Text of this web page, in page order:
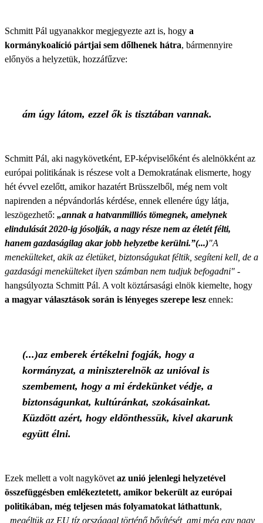
Schmitt Pál ugyanakkor megjegyezte azt is, hogy a
kormánykoalíció pártjai sem dőlhenek hátra, bármennyire
előnyös a helyzetük, hozzáfűzve:
ám úgy látom, ezzel ők is tisztában vannak.
Schmitt Pál, aki nagykövetként, EP-képviselőként és alelnökként az
európai politikának is részese volt a Demokratának elismerte, hogy
hét évvel ezelőtt, amikor hazatért Brüsszelből, még nem volt
napirenden a népvándorlás kérdése, ennek ellenére úgy látja,
leszögezhető: „annak a hatvanmilliós tömegnek, amelynek
elindulását 2020-ig jósolják, a nagy része nem az életét félti,
hanem gazdaságilag akar jobb helyzetbe kerülni.”(...)"A
menekülteket, akik az életüket, biztonságukat féltik, segíteni kell, de a
gazdasági menekülteket ilyen számban nem tudjuk befogadni" -
hangsúlyozta Schmitt Pál. A volt köztársasági elnök kiemelte, hogy
a magyar választások során is lényeges szerepe lesz ennek:
(...)az emberek értékelni fogják, hogy a
kormányzat, a miniszterelnök az unióval is
szembement, hogy a mi érdekünket védje, a
biztonságunkat, kultúránkat, szokásainkat.
Küzdött azért, hogy eldönthessük, kivel akarunk
együtt élni.
Ezek mellett a volt nagykövet az unió jelenlegi helyzetével
összefüggésben emlékeztetett, amikor bekerült az európai
politikában, még teljesen más folyamatokat láthattunk,
„megéltük az EU tíz országgal történő bővítését, ami még egy nagy